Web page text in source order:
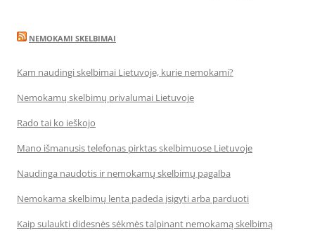
NEMOKAMI SKELBIMAI
Kam naudingi skelbimai Lietuvoje, kurie nemokami?
Nemokamų skelbimų privalumai Lietuvoje
Rado tai ko ieškojo
Mano išmanusis telefonas pirktas skelbimuose Lietuvoje
Naudinga naudotis ir nemokamų skelbimų pagalba
Nemokama skelbimų lenta padeda įsigyti arba parduoti
Kaip sulaukti didesnės sėkmės talpinant nemokamą skelbimą